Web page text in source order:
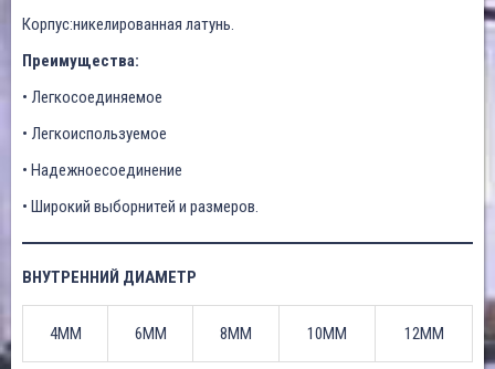
Корпус:никелированная латунь.
Преимущества:
• Легкосоединяемое
• Легкоиспользуемое
• Надежноесоединение
• Широкий выборнитей и размеров.
ВНУТРЕННИЙ ДИАМЕТР
4ММ 6ММ 8ММ 10ММ 12ММ